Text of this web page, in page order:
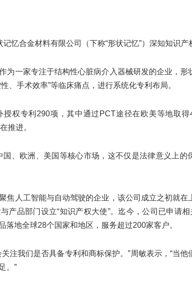
忆合金材料有限公司（下称“形状记忆”）深知知识产
为一家专注于结构性心脏病介入器械研发的企业，形
、手术效率”等临床痛点，进行系统化专利布局。
权专利290项，其中通过PCT途径在欧美等地取得
推进。
国、欧洲、美国等核心市场，这不仅是法律意义上的
焦人工智能与自动驾驶的企业，该公司成立之初就在
产品部门设立“知识产权大使”。迄今，公司已申请
落地全球28个国家和地区，服务超过200家客户。
注我们是否具备专利和商标保护。”周敏表示，“当他
。”